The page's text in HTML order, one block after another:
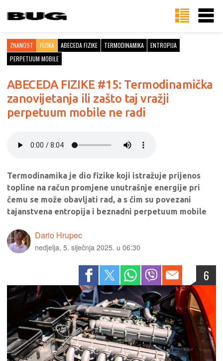
ZNANOST FIZIKA ABECEDA FIZIKE TERMODINAMIKA
ENTROPIJA
PERPETUUM MOBILE
ABECEDA FIZIKE #15: Termodinamička
zanovijetanja ili zašto taj vražji
perpetuum mobile ne radi
Termodinamika je dio fizike koji istražuje prijenos
topline na račun promjene unutrašnje energije pri
čemu se može obavljati rad, a s čim su povezani
tajanstvena entropija i beznadni perpetuum mobile
Dario Hrupec
nedjelja, 5. siječnja 2025. u 06:30
6